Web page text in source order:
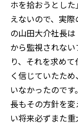
ホを拾おうとし
えないので、実
の山田大介社長
から監視されな
り、それを求め
く信じていたた
いなかったので
長もその方針を
い将来必ずまた